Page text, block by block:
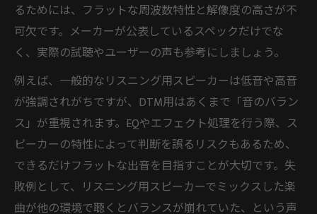
るためには、フラットな周波数特性と解像度の高さが不
可欠です。メーカーが公表しているスペックだけでな
く、実際の試聴やユーザーの声も参考にしましょう。
例えば、一般的なリスニング用スピーカーは低音や高音
が強調されがちですが、DTM用はあくまで「音のバラン
ス」が重視されます。EQやエフェクト処理を行う際、ス
ピーカーの特性によって判断を誤るリスクもあるため、
できるだけフラットな出音を目指すことが大切です。失
敗例として、リスニング用スピーカーでミックスした楽
曲が他の環境で聴くとバランスが崩れていた、という声